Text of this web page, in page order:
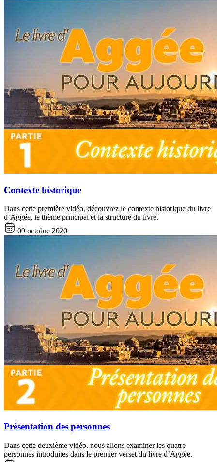
Contexte historique
Dans cette première vidéo, découvrez le contexte historique du livre
d’Aggée, le thème principal et la structure du livre.
09 octobre 2020
Présentation des personnes
Dans cette deuxième vidéo, nous allons examiner les quatre
personnes introduites dans le premier verset du livre d’Aggée.